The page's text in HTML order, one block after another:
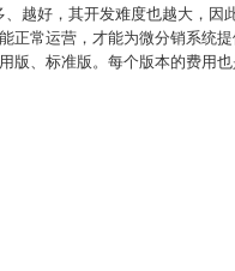
越好，其开发难度也越大，因
正常运营，才能为微分销系统
版、标准版。每个版本的费用也